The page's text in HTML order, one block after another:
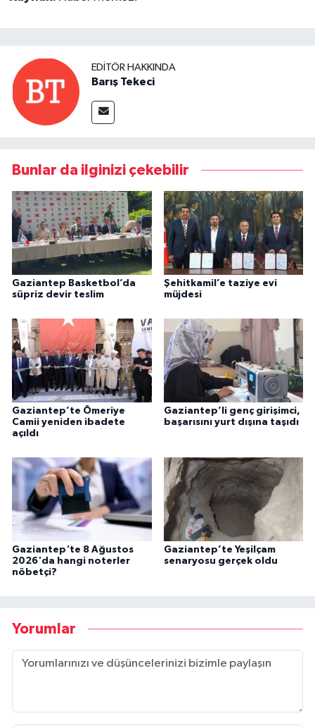
EDITÖR HAKKINDA
Barış Tekeci
Bunlar da ilginizi çekebilir
Gaziantep Basketbol’da
süpriz devir teslim
Şehitkamil’e taziye evi
müjdesi
Gaziantep’te Ömeriye
Camii yeniden ibadete
açıldı
Gaziantep’li genç girişimci,
başarısını yurt dışına taşıdı
Gaziantep'te 8 Ağustos
2026'da hangi noterler
nöbetçi?
Gaziantep’te Yeşilçam
senaryosu gerçek oldu
Yorumlar